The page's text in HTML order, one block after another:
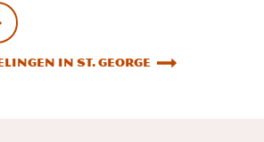
in St. George